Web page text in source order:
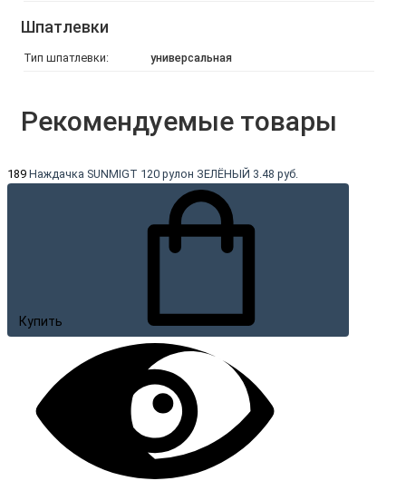
Шпатлевки
Тип шпатлевки: универсальная
Рекомендуемые товары
189 Наждачка SUNMIGT 120 рулон ЗЕЛЁНЫЙ 3.48 руб.
Купить